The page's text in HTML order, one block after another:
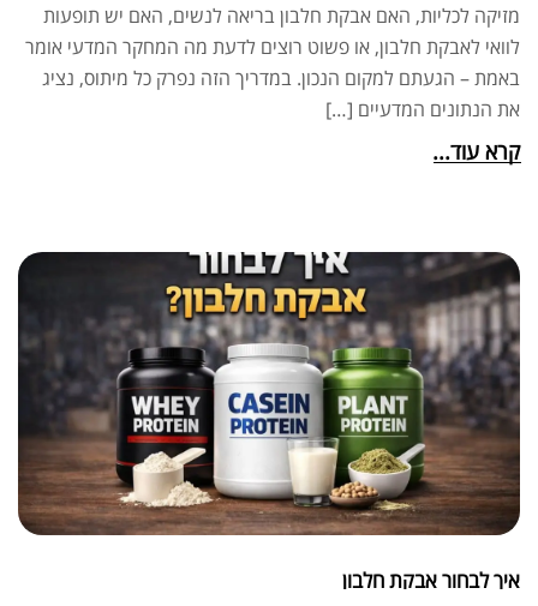
מזיקה לכליות, האם אבקת חלבון בריאה לנשים, האם יש תופעות
לוואי לאבקת חלבון, או פשוט רוצים לדעת מה המחקר המדעי אומר
באמת – הגעתם למקום הנכון. במדריך הזה נפרק כל מיתוס, נציג
את הנתונים המדעיים […]
קרא עוד...
איך לבחור אבקת חלבון